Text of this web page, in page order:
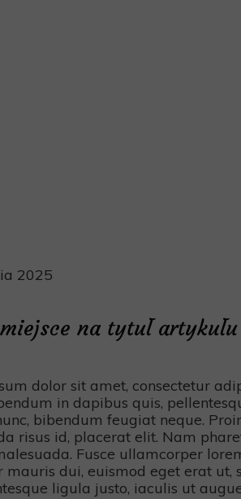
2025
na tytuł artykułu
dolor sit amet, consectetur
in dapibus quis,
bibendum feugiat neque.
risus id, placerat elit. Nam
Fusce ullamcorper
mauris dui, euismod eget erat ut,
ligula justo, iaculis ut